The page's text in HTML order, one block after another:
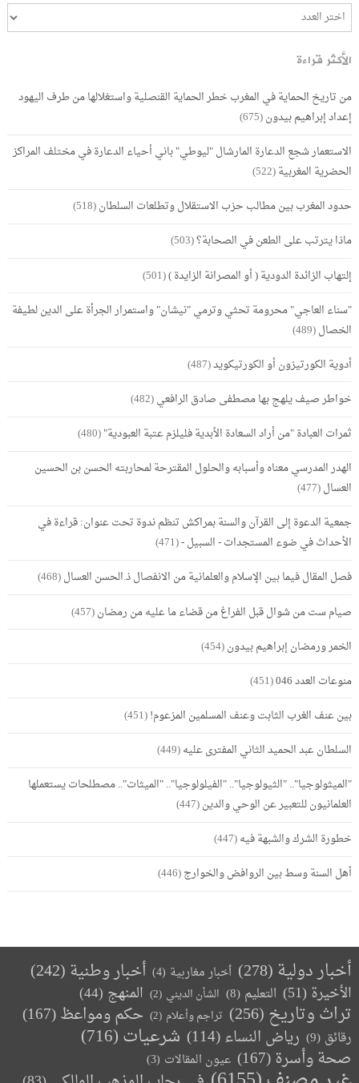
الأكثر قراءة
من تاريخ الحماية في المغرب خطر الحماية القنصلية واستغلالها من طرف اليهود
إعداد إبراهيم بيدون(675)
الاستعمار شجع الدعارة المارشال "ليوطي" باني أحياء الدعارة في مختلف المراكز
الحضرية المغربية(522)
حدود المغرب بين مطالب حزب الاستقلال وتطلعات السلطان(518)
ماذا يترتب على الطعن في الصحابة؟(503)
إلتهاب الزائدة الدودية ( أو المصرانة الزايدة )(501)
"سناء العاجي" محرومة تحثي وترمي "نيشان" واستمرار الجرأة على الدين لطيفة
الخصال(489)
أدوية الكورتيزون أو الكورتيكويد(487)
خواطر صيف يلهج بها مصطفى صادق الرافعي(482)
ثمرات العبادة "من أراد السعادة الأبدية فليلزم عتبة العبودية"(480)
الهدر المدرسي معناه وأسبابه والحلول المقترحة لمحاربته الحسن بن الحسين
العسال(477)
جمعية الدعوة إلى القرآن والسنة بمراكش تنظم ندوة تحت عنوان: قراءة في
الأحداث في ضوء المستجدات - السبيل -(471)
فصل المقال فيما بين الإسلام والعلمانية من الانفصال ذ.الحسن العسال(468)
صيام ست من شوال قبل الفراغ من قضاء ما عليه من رمضان(457)
الخمر ورمضان إبراهيم بيدون(454)
منوعات العدد 046
(451)
بين عنف الغرب الثابت وعنف المسلمين المزعوم!(451)
السلطان عبد الحميد الثاني المفترى عليه(449)
"الميثولوجيا".. "الثيولوجيا".. "الفيلولوجيا".. "الميثات".. مصطلحات يستعملها
العلمانيون للتعبير عن الوحي والدين(447)
خطورة الشرك والشبهة فيه(447)
أهل السنة وسط بين الروافض والخوارج(446)
أخبار دولية (278) أخبار مغاربية (4) أخبار وطنية(242)
الأخيرة (51) التعليم (8) الشأن الديني (2) المنهج (44)
تراث وتاريخ(256) تراجم وأعلام (2) حكم ومواعظ(167)
رقائق (9) رياض النساء(114) شرعيات(716)
صحة وأسرة(167) عيون المقالات (3)